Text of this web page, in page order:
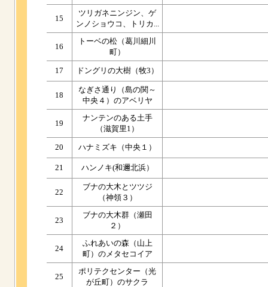
15
ツリガネニンジン、ゲ
ンノショウコ、トリカ...
16
トーベの松（葛川細川
町）
17 ドングリの大樹（牧3）
18
なぎさ通り（島の関～
中央４）のアベリヤ
19
ナンテンのある土手
（滋賀里1）
20 ハナミズキ（中央１）
21 ハンノキ(和邇北浜）
22
ブナの大木とツツジ
（神領３）
23
ブナの大木群（瀬田
２）
24
ふれあいの森（山上
町）のメタセコイア
25
ポリテクセンター（光
が丘町）のサクラ